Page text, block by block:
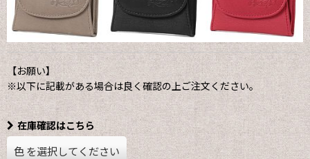
【お願い】
※以下に記載がある場合は良く確認の上ご注文ください。
在庫確認はこちら
色を選択してください